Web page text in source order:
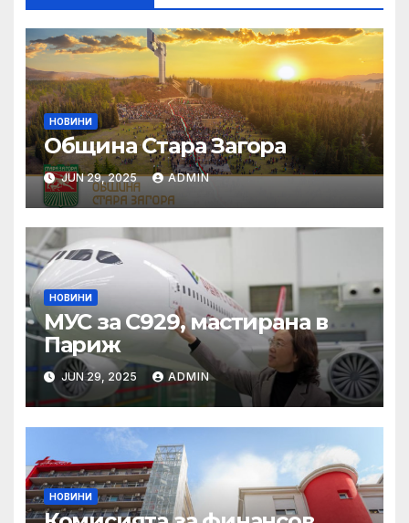
НОВИНИ
Община Стара Загора
JUN 29, 2025 ADMIN
НОВИНИ
МУС за C929, мастирана в
Париж
JUN 29, 2025 ADMIN
НОВИНИ